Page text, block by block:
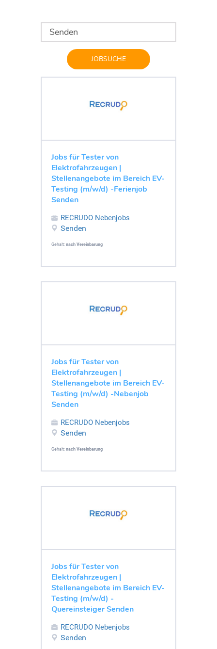
JOBSUCHE
Jobs für Tester von
Elektrofahrzeugen |
Stellenangebote im Bereich EV-
Testing (m/w/d) -Ferienjob
Senden
RECRUDO Nebenjobs
Senden
Gehalt: nach Vereinbarung
Jobs für Tester von
Elektrofahrzeugen |
Stellenangebote im Bereich EV-
Testing (m/w/d) -Nebenjob
Senden
RECRUDO Nebenjobs
Senden
Gehalt: nach Vereinbarung
Jobs für Tester von
Elektrofahrzeugen |
Stellenangebote im Bereich EV-
Testing (m/w/d) -
Quereinsteiger Senden
RECRUDO Nebenjobs
Senden